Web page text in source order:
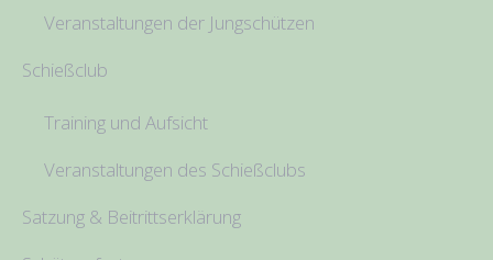
Veranstaltungen der Jungschützen
Schießclub
Training und Aufsicht
Veranstaltungen des Schießclubs
Satzung & Beitrittserklärung